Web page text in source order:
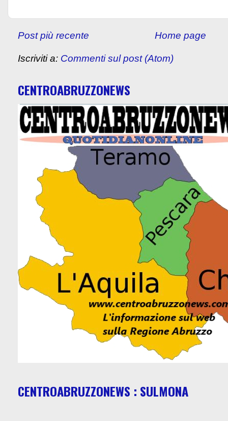
Post più recente Home page
Iscriviti a: Commenti sul post (Atom)
CENTROABRUZZONEWS
CENTROABRUZZONEWS : SULMONA